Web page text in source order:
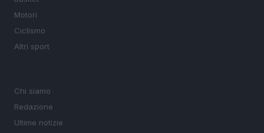
Motori
Ciclismo
Altri sport
Chi siamo
Redazione
Ultime notizie